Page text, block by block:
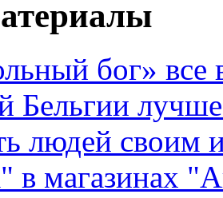
бог» все
Бельгии
людей своим
в магазинах